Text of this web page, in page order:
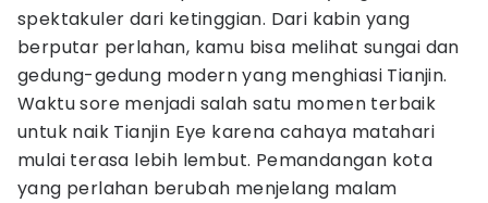
spektakuler dari ketinggian. Dari kabin yang
berputar perlahan, kamu bisa melihat sungai dan
gedung-gedung modern yang menghiasi Tianjin.
Waktu sore menjadi salah satu momen terbaik
untuk naik Tianjin Eye karena cahaya matahari
mulai terasa lebih lembut. Pemandangan kota
yang perlahan berubah menjelang malam